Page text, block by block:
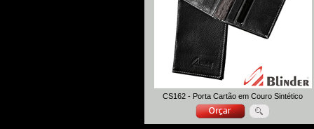
CS162 - Porta Cartão em Couro Sintético